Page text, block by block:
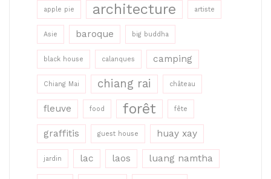
apple pie architecture artiste
Asie baroque big buddha
black house calanques camping
Chiang Mai chiang rai château
fleuve food forêt fête
graffitis guest house huay xay
jardin lac laos luang namtha